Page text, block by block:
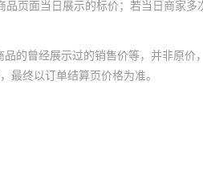
页面当日展示的标价；若当日商家多
的曾经展示过的销售价等，并非原价
终以订单结算页价格为准。